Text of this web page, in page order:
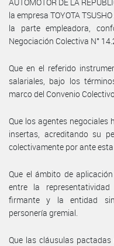
la empresa TOYOTA
la parte empleadora,
Negociación Colectiva N°
Que en el referido
salariales, bajo los
marco del Convenio
Que los agentes
insertas, acreditando su
colectivamente por ante
Que el ámbito de
entre la
firmante y la entidad
personería gremial.
Que las cláusulas